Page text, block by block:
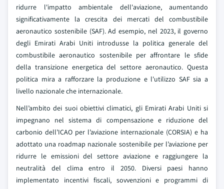
ridurre l'impatto ambientale dell'aviazione, aumentando
significativamente la crescita dei mercati del combustibile
aeronautico sostenibile (SAF). Ad esempio, nel 2023, il governo
degli Emirati Arabi Uniti introdusse la politica generale del
combustibile aeronautico sostenibile per affrontare le sfide
della transizione energetica del settore aeronautico. Questa
politica mira a rafforzare la produzione e l'utilizzo SAF sia a
livello nazionale che internazionale.
Nell’ambito dei suoi obiettivi climatici, gli Emirati Arabi Uniti si
impegnano nel sistema di compensazione e riduzione del
carbonio dell’ICAO per l’aviazione internazionale (CORSIA) e ha
adottato una roadmap nazionale sostenibile per l’aviazione per
ridurre le emissioni del settore aviazione e raggiungere la
neutralità del clima entro il 2050. Diversi paesi hanno
implementato incentivi fiscali, sovvenzioni e programmi di